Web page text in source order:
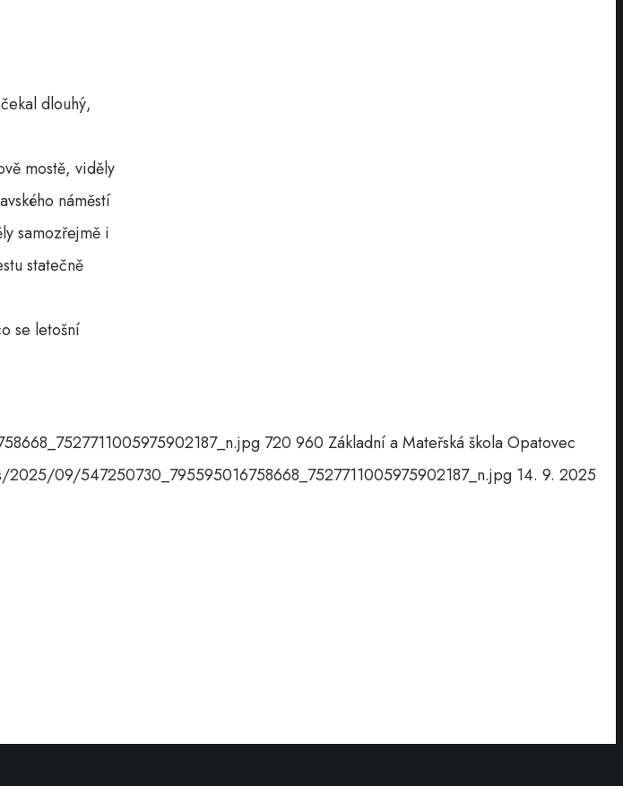
dlouhý,
mostě, viděly
náměstí
samozřejmě i
statečně
se letošní
720 960 Základní a Mateřská škola Opatovec
09/547250730_795595016758668_7527711005975902187_n.jpg 14. 9. 2025